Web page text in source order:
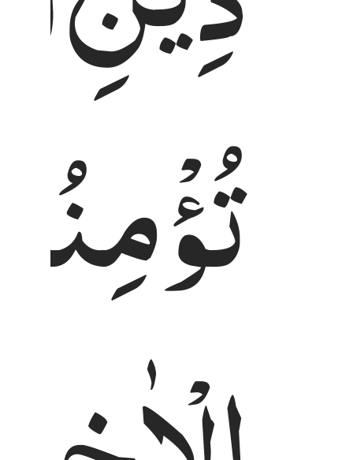
تُؤْمِنُوْنَ